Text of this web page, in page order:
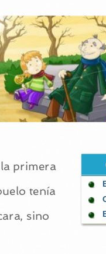
primera
tenía
sino